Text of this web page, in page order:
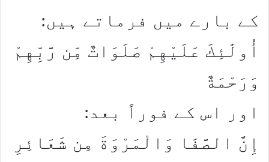
کے بارے میں فرماتے ہیں:
أُولَٰئِكَ عَلَيْهِمْ صَلَوَاتٌ مِّن رَّبِّهِمْ
وَرَحْمَةٌ
اور اس کے فوراً بعد:
إِنَّ الصَّفَا وَالْمَرْوَةَ مِن شَعَائِرِ